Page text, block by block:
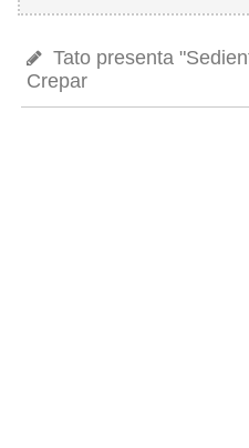
Tato presenta
Crepar